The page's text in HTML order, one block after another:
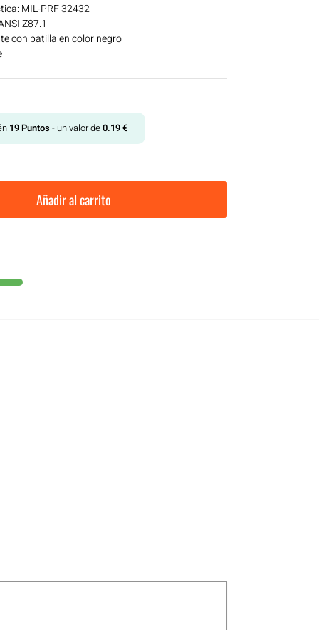
MIL-PRF 32432
Z87.1
con patilla en color negro
19Puntos - un valor de0.19€
Añadir al carrito